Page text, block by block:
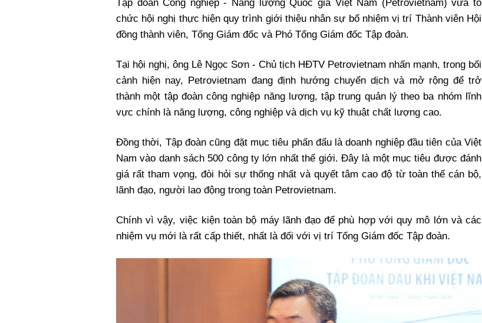
Xi nhan Trái Phải
Bạn đọc viết
Tập đoàn Công nghiệp - Năng lượng Quốc gia Việt Nam (Petrovietnam) vừa tổ
chức hội nghị thực hiện quy trình giới thiệu nhân sự bổ nhiệm vị trí Thành viên Hội
đồng thành viên, Tổng Giám đốc và Phó Tổng Giám đốc Tập đoàn.
Tại hội nghị, ông Lê Ngọc Sơn - Chủ tịch HĐTV Petrovietnam nhấn mạnh, trong bối
cảnh hiện nay, Petrovietnam đang định hướng chuyển dịch và mở rộng để trở
thành một tập đoàn công nghiệp năng lượng, tập trung quản lý theo ba nhóm lĩnh
vực chính là năng lượng, công nghiệp và dịch vụ kỹ thuật chất lượng cao.
Đồng thời, Tập đoàn cũng đặt mục tiêu phấn đấu là doanh nghiệp đầu tiên của Việt
Nam vào danh sách 500 công ty lớn nhất thế giới. Đây là một mục tiêu được đánh
giá rất tham vọng, đòi hỏi sự thống nhất và quyết tâm cao độ từ toàn thể cán bộ,
lãnh đạo, người lao động trong toàn Petrovietnam.
Chính vì vậy, việc kiện toàn bộ máy lãnh đạo để phù hợp với quy mô lớn và các
nhiệm vụ mới là rất cấp thiết, nhất là đối với vị trí Tổng Giám đốc Tập đoàn.